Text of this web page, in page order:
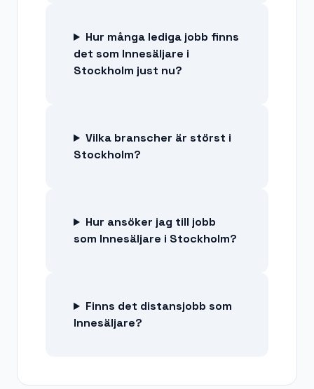
Hur många lediga jobb finns
det som Innesäljare i
Stockholm just nu?
Vilka branscher är störst i
Stockholm?
Hur ansöker jag till jobb
som Innesäljare i Stockholm?
Finns det distansjobb som
Innesäljare?